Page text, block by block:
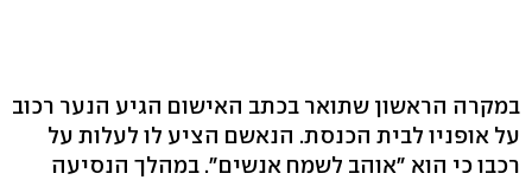
במקרה הראשון שתואר בכתב האישום הגיע הנער רכוב
על אופניו לבית הכנסת. הנאשם הציע לו לעלות על
רכבו כי הוא "אוהב לשמח אנשים". במהלך הנסיעה